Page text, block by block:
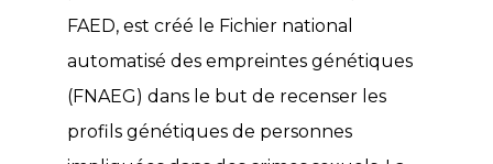
FAED, est créé le Fichier national
automatisé des empreintes génétiques
(FNAEG) dans le but de recenser les
profils génétiques de personnes